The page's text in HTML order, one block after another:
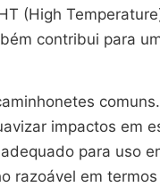
(High
contribui para
impactos em
para uso
razoável em